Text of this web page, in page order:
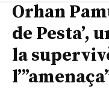
Orhan
de Pesta’,
la